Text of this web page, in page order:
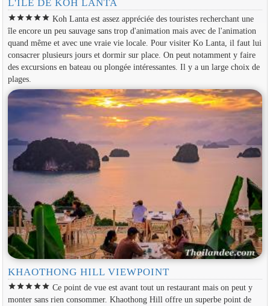
L'ÎLE DE KOH LANTA
starstarstarstarstar Koh Lanta est assez appréciée des touristes recherchant une
île encore un peu sauvage sans trop d'animation mais avec de l'animation
quand même et avec une vraie vie locale. Pour visiter Ko Lanta, il faut lui
consacrer plusieurs jours et dormir sur place. On peut notamment y faire
des excursions en bateau ou plongée intéressantes. Il y a un large choix de
plages.
KHAOTHONG HILL VIEWPOINT
starstarstarstarstar Ce point de vue est avant tout un restaurant mais on peut y
monter sans rien consommer. Khaothong Hill offre un superbe point de